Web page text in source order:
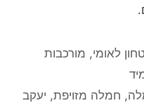
לאומי, מורכבות
, חמלה מזויפת, יעקב